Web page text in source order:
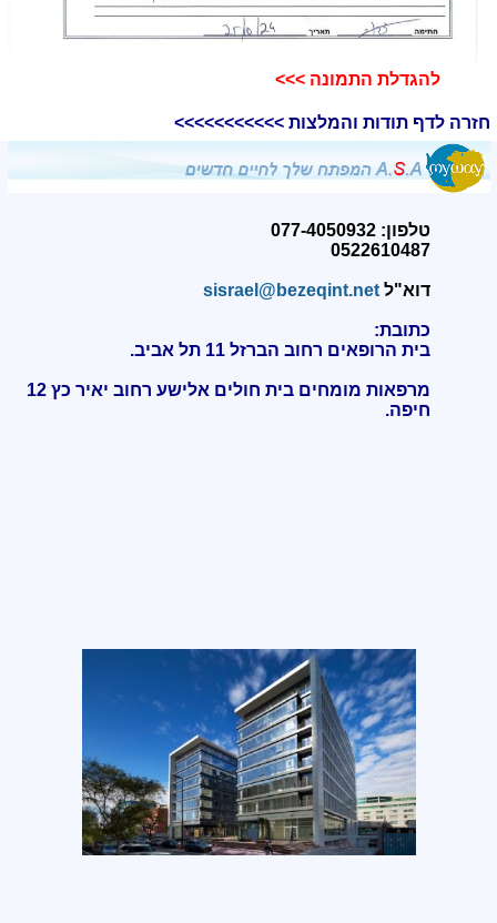
חזרה לדף תודות והמלצות >>>>>>>>>>>
להגדלת התמונה >>>​
טלפון: 077-4050932
0522610487
דוא"לsisrael@bezeqint.net
כתובת:
בית הרופאים רחוב הברזל 11 תל אביב.
מרפאות מומחים בית חולים אלישע רחוב יאיר כץ 12
חיפה.